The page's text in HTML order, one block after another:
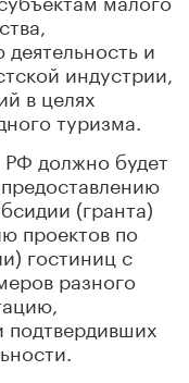
и
индустрии,
в целях
туризма.
РФ должно будет
(гранта)
проектов по
гостиниц с
разного